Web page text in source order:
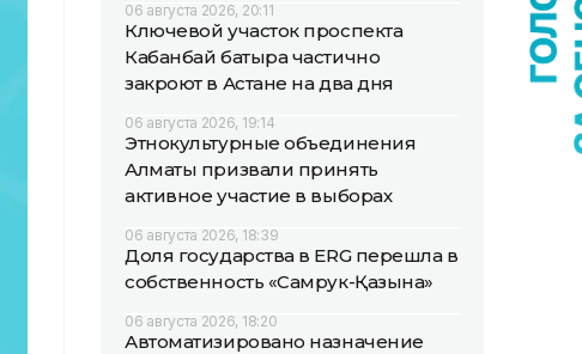
06 августа 2026, 20:11
Ключевой участок проспекта
Кабанбай батыра частично
закроют в Астане на два дня
06 августа 2026, 19:14
Этнокультурные объединения
Алматы призвали принять
активное участие в выборах
06 августа 2026, 18:39
Доля государства в ERG перешла в
собственность «Самрук-Қазына»
06 августа 2026, 18:20
Автоматизировано назначение